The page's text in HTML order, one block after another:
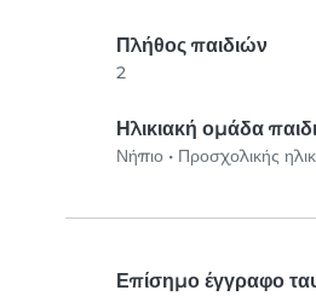
Πλήθος παιδιών
2
Ηλικιακή ομάδα
Νήπιο • Προσχολικής
Επίσημο έγγραφο